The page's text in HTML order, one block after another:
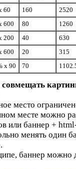
60 160
2520
600
80
1260
200
40
630
600
20
315
x 90
70
место
месте можно
или баннер +
менять один
баннер можно